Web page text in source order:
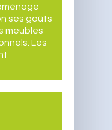
ses goûts
meubles
Les